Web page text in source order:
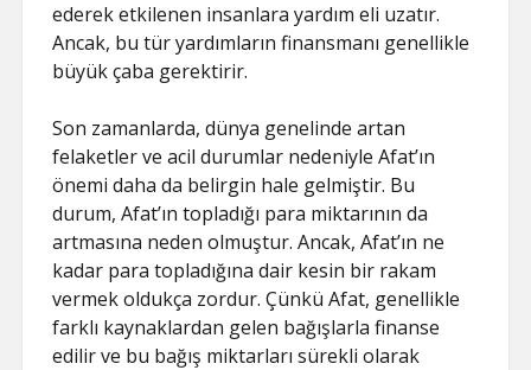
ederek etkilenen insanlara yardım eli uzatır.
Ancak, bu tür yardımların finansmanı genellikle
büyük çaba gerektirir.
Son zamanlarda, dünya genelinde artan
felaketler ve acil durumlar nedeniyle Afat’ın
önemi daha da belirgin hale gelmiştir. Bu
durum, Afat’ın topladığı para miktarının da
artmasına neden olmuştur. Ancak, Afat’ın ne
kadar para topladığına dair kesin bir rakam
vermek oldukça zordur. Çünkü Afat, genellikle
farklı kaynaklardan gelen bağışlarla finanse
edilir ve bu bağış miktarları sürekli olarak